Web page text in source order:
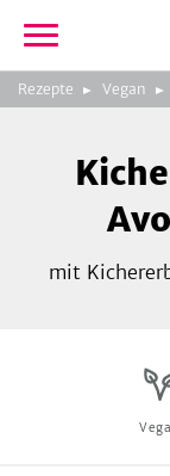
Rezepte Vegan
Bild
3
zeigen
mit